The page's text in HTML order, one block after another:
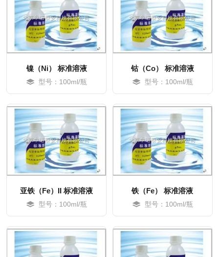
镍（Ni） 标准溶液
型号：100ml/瓶
钴（Co） 标准溶液
型号：100ml/瓶
亚铁（Fe）II 标准溶液
型号：100ml/瓶
铁（Fe） 标准溶液
型号：100ml/瓶